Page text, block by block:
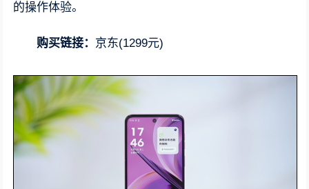
的操作体验。
购买链接： 京东(1299元)